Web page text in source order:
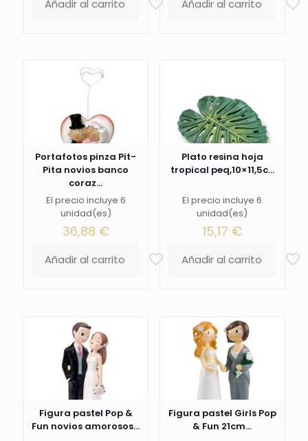
Añadir al carrito Añadir al carrito
Portafotos pinza Pit-
Pita novios banco
coraz...
El precio incluye 6
unidad(es)
36,88 €
Añadir al carrito
Plato resina hoja
tropical peq,10×11,5c...
El precio incluye 6
unidad(es)
15,17 €
Añadir al carrito
Figura pastel Pop &
Fun novios amorosos...
Figura pastel Girls Pop
& Fun 21cm...